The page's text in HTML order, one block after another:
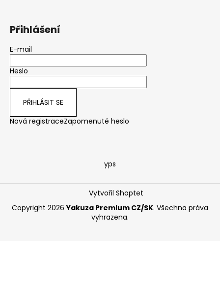
Přihlášení
E-mail
Heslo
PŘIHLÁSIT SE
Nová registraceZapomenuté heslo
yps
Vytvořil Shoptet
Copyright 2026Yakuza Premium CZ/SK. Všechna práva
vyhrazena.